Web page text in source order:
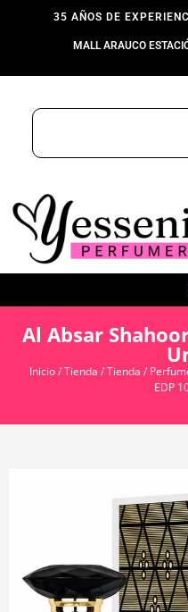
35 AÑOS DE
MALL ARAUCO
Al Absar
Inicio/Tienda /Tienda /
EDP